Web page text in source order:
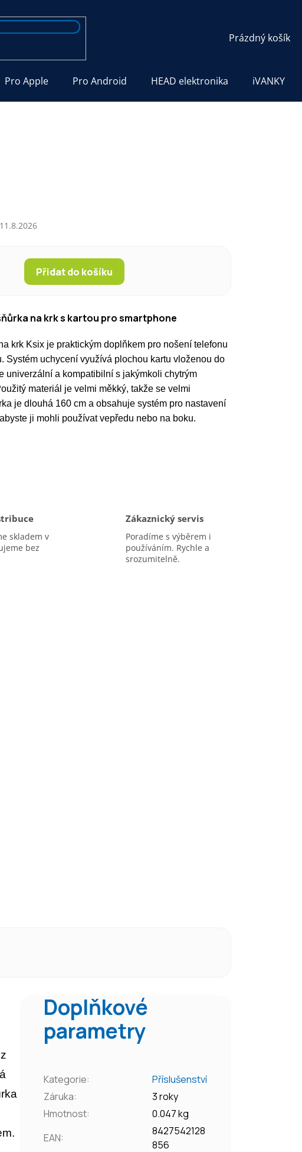
NÁKUPNÍ
Prázdný košík
Pro Apple Pro Android HEAD elektronika iVANKY
11.8.2026
Přidat do košíku
na krk s kartou pro smartphone
krk Ksix je praktickým doplňkem pro nošení telefonu
Systém uchycení využívá plochou kartu vloženou do
univerzální a kompatibilní s jakýmkoli chytrým
materiál je velmi měkký, takže se velmi
je dlouhá 160 cm a obsahuje systém pro nastavení
ji mohli používat vepředu nebo na boku.
skladem v
bez
Zákaznický servis
Poradíme s výběrem i
používáním. Rychle a
srozumitelně.
Doplňkové
parametry
Kategorie:
Příslušenství
Záruka:
3 roky
Hmotnost:
0.047 kg
EAN:
8427542128
856